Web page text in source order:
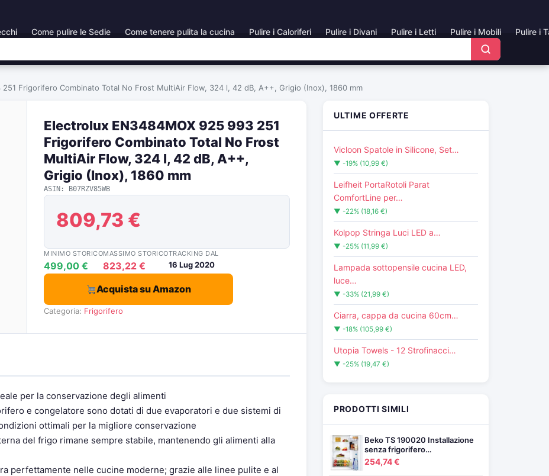
Come pulire le Sedie Come tenere pulita la cucina Pulire i Caloriferi Pulire i Divani Pulire i Letti Pulire i Mobili Pulire i
Frigorifero Combinato Total No Frost MultiAir Flow, 324 l, 42 dB, A++, Grigio (Inox), 1860 mm
Electrolux EN3484MOX 925 993 251
Frigorifero Combinato Total No Frost
MultiAir Flow, 324 l, 42 dB, A++,
Grigio (Inox), 1860 mm
ASIN: B07RZV85WB
809,73 €
MINIMO STORICO
499,00 €
MASSIMO STORICO
823,22 €
TRACKING DAL
16 Lug 2020
Acquista su Amazon
Categoria: Frigorifero
per la conservazione degli alimenti
e congelatore sono dotati di due evaporatori e due sistemi di
ottimali per la migliore conservazione
del frigo rimane sempre stabile, mantenendo gli alimenti alla
perfettamente nelle cucine moderne; grazie alle linee pulite e al
ULTIME OFFERTE
Vicloon Spatole in Silicone, Set…
▼ -19% (10,99 €)
Leifheit PortaRotoli Parat
ComfortLine per…
▼ -22% (18,16 €)
Kolpop Stringa Luci LED a…
▼ -25% (11,99 €)
Lampada sottopensile cucina LED,
luce…
▼ -33% (21,99 €)
Ciarra, cappa da cucina 60cm…
▼ -18% (105,99 €)
Utopia Towels - 12 Strofinacci…
▼ -25% (19,47 €)
PRODOTTI SIMILI
Beko TS 190020 Installazione
senza frigorifero…
254,74 €